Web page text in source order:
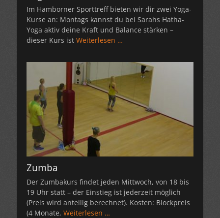
Im Hamborner Sporttreff bieten wir dir zwei Yoga-
Kurse an: Montags kannst du bei Sarahs Hatha-
Yoga aktiv deine Kraft und Balance stärken –
dieser Kurs ist Weiterlesen …
Zumba
Der Zumbakurs findet jeden Mittwoch, von 18 bis
19 Uhr statt – der Einstieg ist jederzeit möglich
(Preis wird anteilig berechnet). Kosten: Blockpreis
(4 Monate, Weiterlesen …